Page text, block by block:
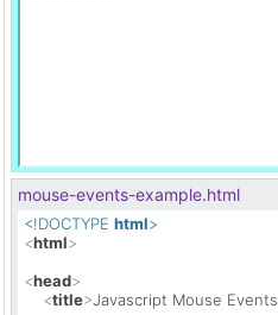
mouse-events-example.html
<!DOCTYPE html>
<html>
<head>
<title>Javascript Mouse Events